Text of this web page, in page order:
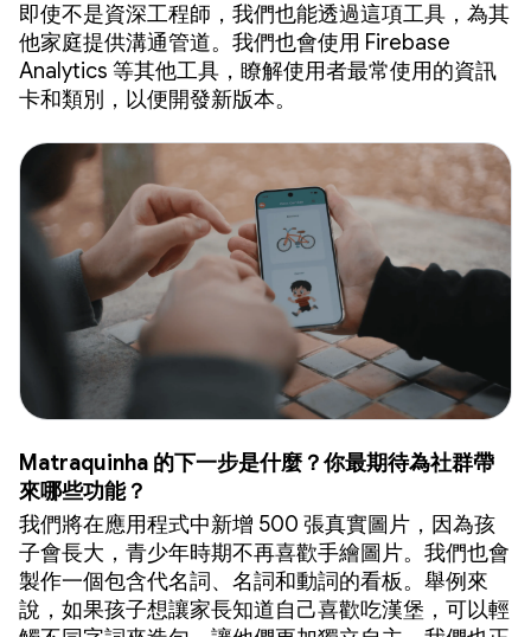
即使不是資深工程師，我們也能透過這項工具，為其
他家庭提供溝通管道。我們也會使用 Firebase
Analytics 等其他工具，瞭解使用者最常使用的資訊
卡和類別，以便開發新版本。
Matraquinha 的下一步是什麼？你最期待為社群帶
來哪些功能？
我們將在應用程式中新增 500 張真實圖片，因為孩
子會長大，青少年時期不再喜歡手繪圖片。我們也會
製作一個包含代名詞、名詞和動詞的看板。舉例來
說，如果孩子想讓家長知道自己喜歡吃漢堡，可以輕